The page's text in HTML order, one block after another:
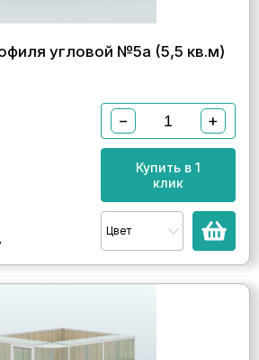
угловой №5а (5,5 кв.м)
− +
Купить в 1
клик
Цвет